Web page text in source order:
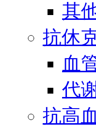
其
抗休
血
代
抗高